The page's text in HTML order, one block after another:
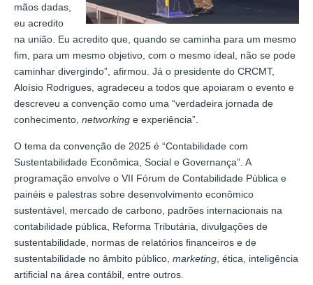
mãos dadas,
eu acredito
na união. Eu acredito que, quando se caminha para um mesmo
fim, para um mesmo objetivo, com o mesmo ideal, não se pode
caminhar divergindo”, afirmou. Já o presidente do CRCMT,
Aloísio Rodrigues, agradeceu a todos que apoiaram o evento e
descreveu a convenção como uma “verdadeira jornada de
conhecimento, networking e experiência”.
O tema da convenção de 2025 é “Contabilidade com
Sustentabilidade Econômica, Social e Governança”. A
programação envolve o VII Fórum de Contabilidade Pública e
painéis e palestras sobre desenvolvimento econômico
sustentável, mercado de carbono, padrões internacionais na
contabilidade pública, Reforma Tributária, divulgações de
sustentabilidade, normas de relatórios financeiros e de
sustentabilidade no âmbito público, marketing , ética, inteligência
artificial na área contábil, entre outros.